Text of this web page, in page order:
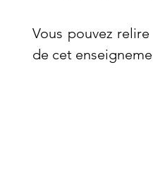
Vous pouvez
de cet